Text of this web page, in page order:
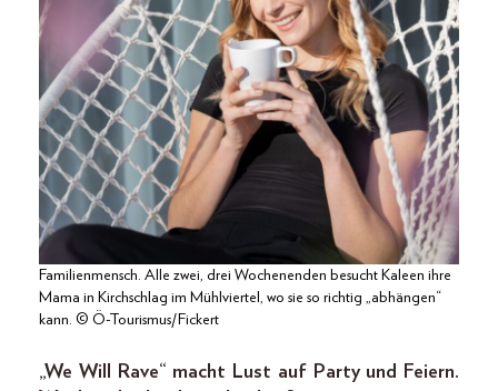
Familienmensch. Alle zwei, drei Wochenenden besucht Kaleen ihre
Mama in Kirchschlag im Mühlviertel, wo sie so richtig „abhängen“
kann. © Ö-Tourismus/Fickert
„We Will Rave“ macht Lust auf Party und Feiern.